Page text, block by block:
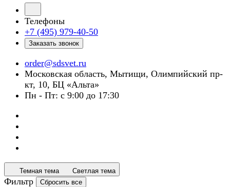
Телефоны
+7 (495) 979-40-50
Заказать звонок
order@sdsvet.ru
Московская область, Мытищи, Олимпийский пр-
кт, 10, БЦ «Альта»
Пн - Пт: с 9:00 до 17:30
Темная тема Светлая тема
Фильтр Сбросить все